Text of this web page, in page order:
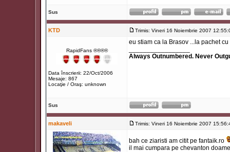
Sus
KTD Trimis: Vineri 16 Noiembrie 2007
RapidFans ®®®®
Data înscrierii: 22/Oct/2006
Mesaje: 867
Locaţie / Oraş: unknown
eu stiam ca la Brasov ...la pachet
Always Outnumbered. Never
Sus
makaveli Trimis: Vineri 16 Noiembrie 2007
bah ce ziaristi am citit pe fantaik.ro
il mai cumpara pe chevanton